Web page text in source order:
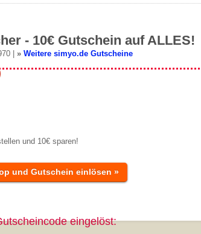
- 10€ Gutschein auf ALLES!
| » Weitere simyo.de Gutscheine
und 10€ sparen!
und Gutschein einlösen »
eingelöst: